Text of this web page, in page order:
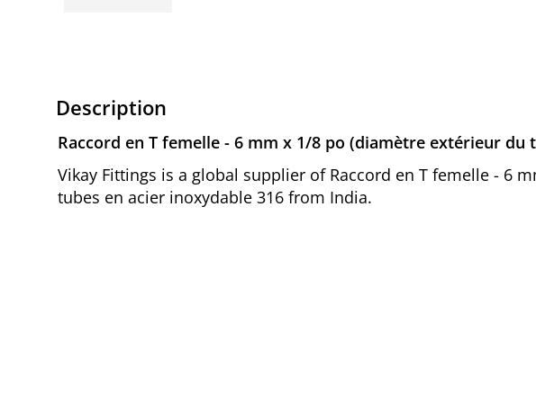
Description
Raccord en T femelle - 6 mm x 1/8 po (diamètre extérieur
Vikay Fittings is a global supplier of Raccord en T femelle - 6
tubes en acier inoxydable 316 from India.